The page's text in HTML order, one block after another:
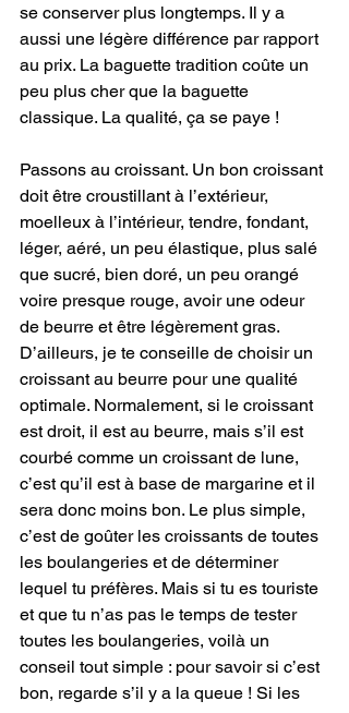
se conserver plus longtemps. Il y a
aussi une légère différence par rapport
au prix. La baguette tradition coûte un
peu plus cher que la baguette
classique. La qualité, ça se paye !
Passons au croissant. Un bon croissant
doit être croustillant à l’extérieur,
moelleux à l’intérieur, tendre, fondant,
léger, aéré, un peu élastique, plus salé
que sucré, bien doré, un peu orangé
voire presque rouge, avoir une odeur
de beurre et être légèrement gras.
D’ailleurs, je te conseille de choisir un
croissant au beurre pour une qualité
optimale. Normalement, si le croissant
est droit, il est au beurre, mais s’il est
courbé comme un croissant de lune,
c’est qu’il est à base de margarine et il
sera donc moins bon. Le plus simple,
c’est de goûter les croissants de toutes
les boulangeries et de déterminer
lequel tu préfères. Mais si tu es touriste
et que tu n’as pas le temps de tester
toutes les boulangeries, voilà un
conseil tout simple : pour savoir si c’est
bon, regarde s’il y a la queue ! Si les